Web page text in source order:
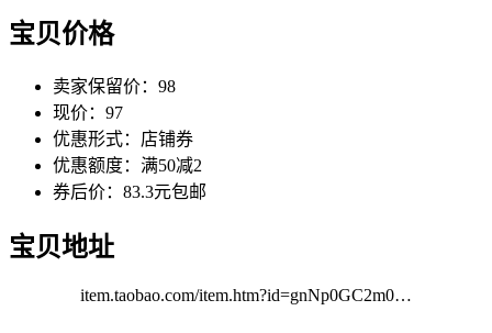
宝贝价格
卖家保留价：98
现价：97
优惠形式：店铺券
优惠额度：满50减2
券后价：83.3元包邮
宝贝地址
item.taobao.com/item.htm?id=gnNp0GC2m0…